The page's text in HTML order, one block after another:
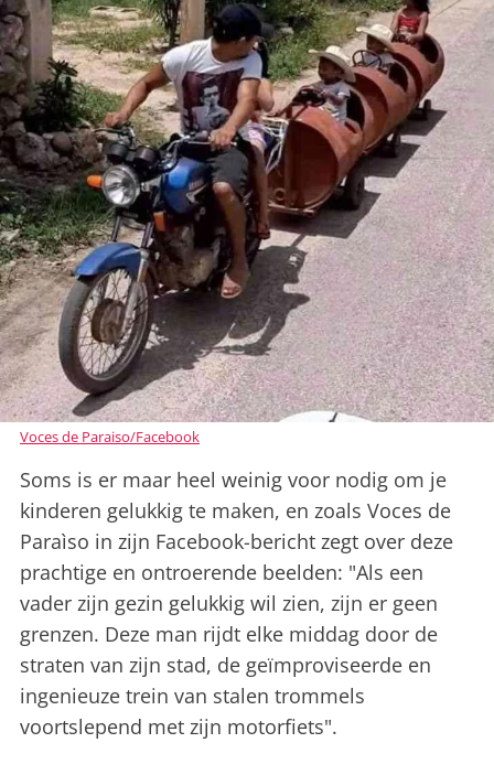
Voces de Paraiso/Facebook
Soms is er maar heel weinig voor nodig om je
kinderen gelukkig te maken, en zoals Voces de
Paraìso in zijn Facebook-bericht zegt over deze
prachtige en ontroerende beelden: "Als een
vader zijn gezin gelukkig wil zien, zijn er geen
grenzen. Deze man rijdt elke middag door de
straten van zijn stad, de geïmproviseerde en
ingenieuze trein van stalen trommels
voortslepend met zijn motorfiets".